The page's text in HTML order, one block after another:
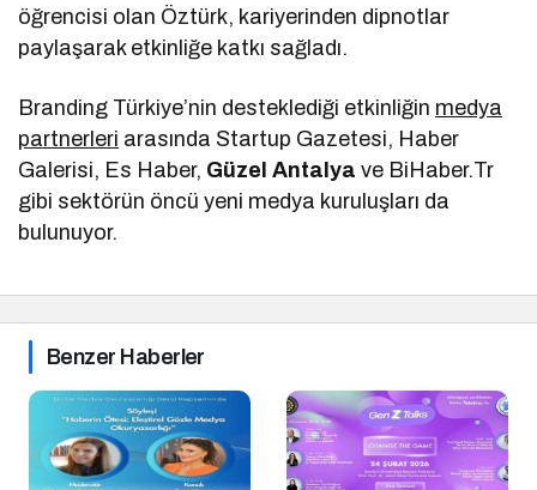
öğrencisi olan Öztürk, kariyerinden dipnotlar
paylaşarak etkinliğe katkı sağladı.
Branding Türkiye’nin desteklediği etkinliğin medya
partnerleri arasında Startup Gazetesi, Haber
Galerisi, Es Haber, Güzel Antalya ve BiHaber.Tr
gibi sektörün öncü yeni medya kuruluşları da
bulunuyor.
Benzer Haberler